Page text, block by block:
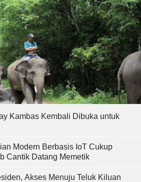
Kambas Kembali Dibuka untuk
Modern Berbasis IoT Cukup
Cantik Datang Memetik
Akses Menuju Teluk Kiluan